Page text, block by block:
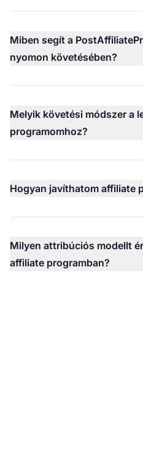
Miben segít a
nyomon követésében?
Melyik követési módszer a
programomhoz?
Hogyan javíthatom affiliate
Milyen attribúciós modellt
affiliate programban?